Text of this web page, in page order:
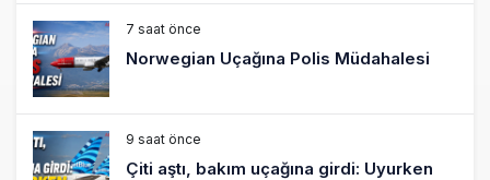
7 saat önce
Norwegian Uçağına Polis Müdahalesi
9 saat önce
Çiti aştı, bakım uçağına girdi: Uyurken